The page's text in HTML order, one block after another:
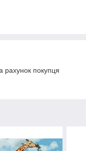
рахунок покупця